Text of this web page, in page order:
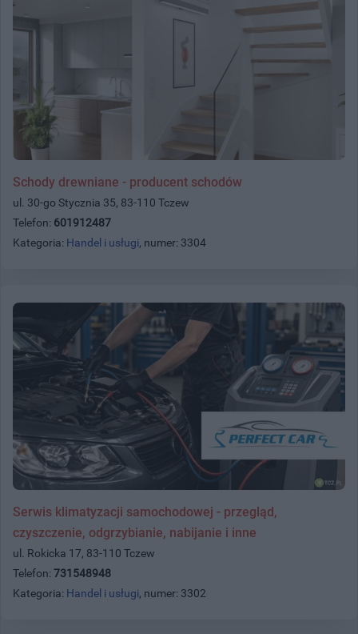
Schody drewniane - producent schodów
ul. 30-go Stycznia 35, 83-110 Tczew
Telefon: 601912487
Kategoria: Handel i usługi, numer: 3304
Serwis klimatyzacji samochodowej - przegląd,
czyszczenie, odgrzybianie, nabijanie i inne
ul. Rokicka 17, 83-110 Tczew
Telefon: 731548948
Kategoria: Handel i usługi, numer: 3302